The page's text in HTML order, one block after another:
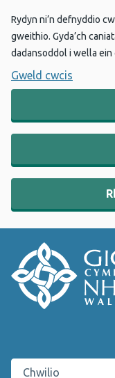
Rydyn ni’n defnyddio
gweithio. Gyda’ch
dadansoddol i wella
Gweld cwcis
Chwilio gwefan